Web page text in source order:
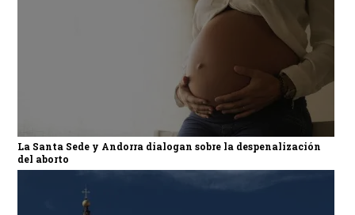
La Santa Sede y Andorra dialogan sobre la despenalización
del aborto